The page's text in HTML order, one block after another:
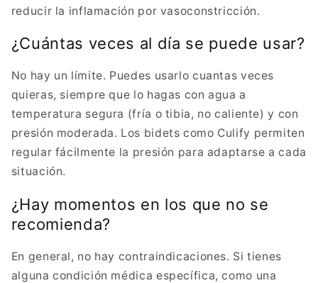
reducir la inflamación por vasoconstricción.
¿Cuántas veces al día se puede usar?
No hay un límite. Puedes usarlo cuantas veces
quieras, siempre que lo hagas con agua a
temperatura segura (fría o tibia, no caliente) y con
presión moderada. Los bidets como Culify permiten
regular fácilmente la presión para adaptarse a cada
situación.
¿Hay momentos en los que no se
recomienda?
En general, no hay contraindicaciones. Si tienes
alguna condición médica específica, como una